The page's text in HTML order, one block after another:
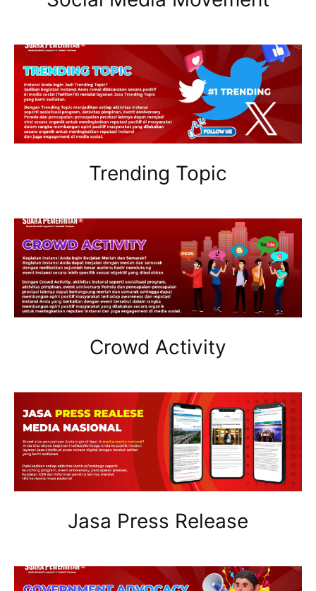
Trending Topic
Crowd Activity
Jasa Press Release